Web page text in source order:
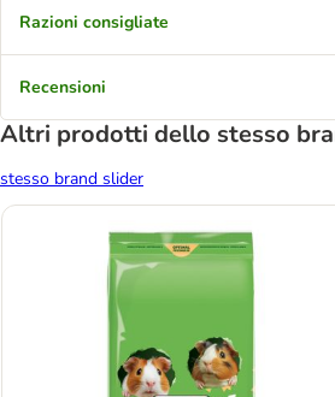
Razioni consigliate
Recensioni
Altri prodotti dello stesso
stesso brand slider